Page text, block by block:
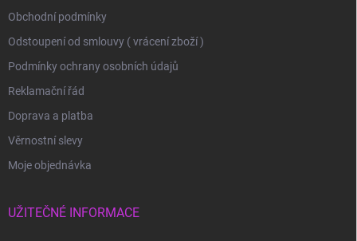
Obchodní podmínky
Odstoupení od smlouvy ( vrácení zboží )
Podmínky ochrany osobních údajů
Reklamační řád
Doprava a platba
Věrnostní slevy
Moje objednávka
UŽITEČNÉ INFORMACE